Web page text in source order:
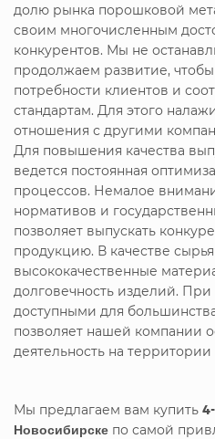
долю рынка порошковой
своим многочисленным
конкурентов. Мы не
продолжаем развитие,
потребности клиентов и
стандартам. Для этого
отношения с другими
Для повышения качества
ведется постоянная
процессов. Немалое
нормативов и
позволяет выпускать
продукцию. В качестве
высококачественные
долговечность изделий.
доступными для
позволяет нашей компании
деятельность на
Мы предлагаем вам купить
Новосибирске по самой